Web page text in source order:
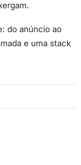
do anúncio ao
e uma stack